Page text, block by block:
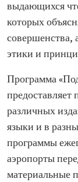
выдающихся
которых
совершенства,
этики и
Программа
различных
языки и в
программы
аэропорты
материальные